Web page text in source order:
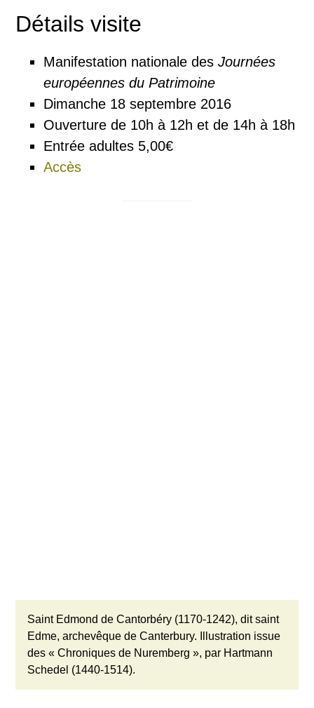
Détails visite
Manifestation nationale desJournées
européennes du Patrimoine
Dimanche 18 septembre 2016
Ouverture de 10h à 12h et de 14h à 18h
Entrée adultes 5,00€
Accès
Saint Edmond de Cantorbéry (1170-1242), dit saint
Edme, archevêque de Canterbury. Illustration issue
des « Chroniques de Nuremberg », par Hartmann
Schedel (1440-1514).